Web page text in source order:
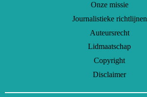
Onze missie
Journalistieke richtlijnen
Auteursrecht
Lidmaatschap
Copyright
Disclaimer